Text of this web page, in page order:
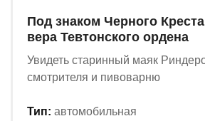
Под знаком Черного
вера Тевтонского ордена
Увидеть старинный маяк
смотрителя и пивоварню
Тип: автомобильная